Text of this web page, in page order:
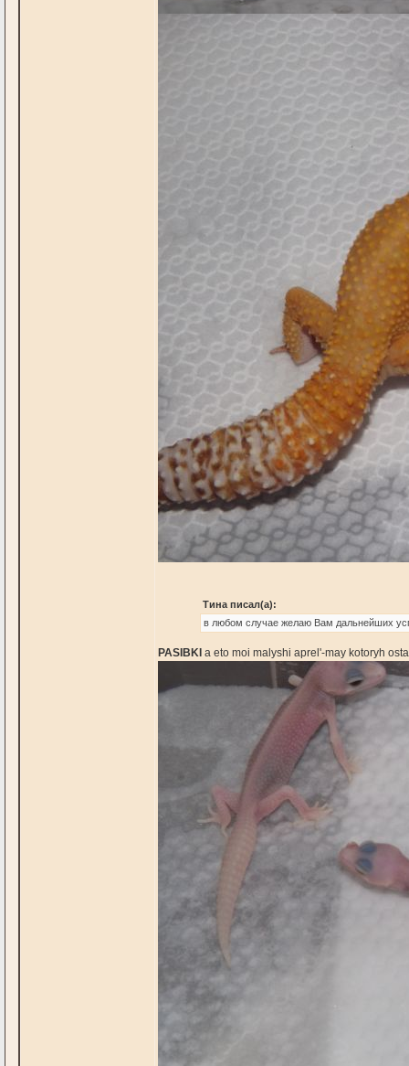
Тина писал(а):
в любом случае желаю Вам дальнейших
PASIBKI a eto moi malyshi aprel'-may kotoryh